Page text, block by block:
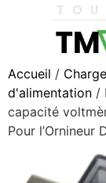
Accueil /
d'alimentation /
capacité
Pour